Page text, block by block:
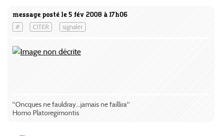
message posté le 5 fév 2008 à 17h06
# CITER signaler
"Oncques ne fauldray...jamais ne faillira"
Homo Platoregimontis